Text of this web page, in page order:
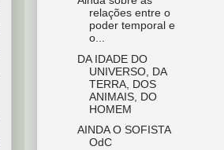
relações entre o
poder temporal e
o...
DA IDADE DO
UNIVERSO, DA
TERRA, DOS
ANIMAIS, DO
HOMEM
AINDA O SOFISTA
OdC